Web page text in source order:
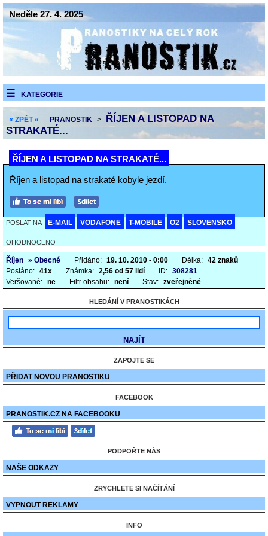
Neděle 27. 4. 2025
KATEGORIE
« ZPĚT « PRANOSTIK >
ŘÍJEN A LISTOPAD NA
STRAKATÉ...
ŘÍJEN A LISTOPAD NA STRAKATÉ...
Říjen a listopad na strakaté kobyle jezdí.
POSLAT NA E-MAIL VODAFONE T-MOBILE O2 SLOVENSKO
OHODNOCENO
Říjen » Obecné Přidáno: 19. 10. 2010 - 0:00 Délka: 42 znaků
Posláno: 41x Známka: 2,56 od 57 lidí ID: 308281
Veršované: ne Filtr obsahu: není Stav: zveřejněné
HLEDÁNÍ V PRANOSTIKÁCH
ZAPOJTE SE
PŘIDAT NOVOU PRANOSTIKU
FACEBOOK
PRANOSTIK.CZ NA FACEBOOKU
PODPOŘTE NÁS
NAŠE ODKAZY
ZRYCHLETE SI NAČÍTÁNÍ
VYPNOUT REKLAMY
INFO